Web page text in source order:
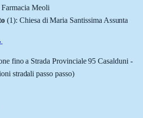
Farmacia Meoli
(1): Chiesa di Maria Santissima Assunta
fino a Strada Provinciale 95 Casalduni -
stradali passo passo)